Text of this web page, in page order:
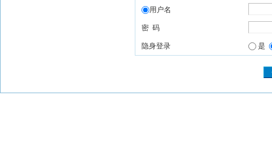
用户名
密 码
隐身登录 是